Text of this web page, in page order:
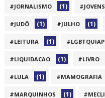
#JORNALISMO (1)
#JUDÔ (1) #JULHO (1)
#LEITURA (1)
#LIQUIDACAO (1) #LIVRO
#LULA (1) #MAMOGRAFIA
#MARQUINHOS (1)